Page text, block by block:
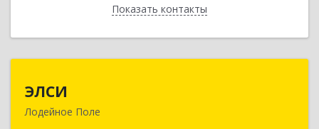
Показать контакты
Назад
ЭЛСИ
Лодейное Поле
187700, Ленинградская обл, Лодейное Поле г,